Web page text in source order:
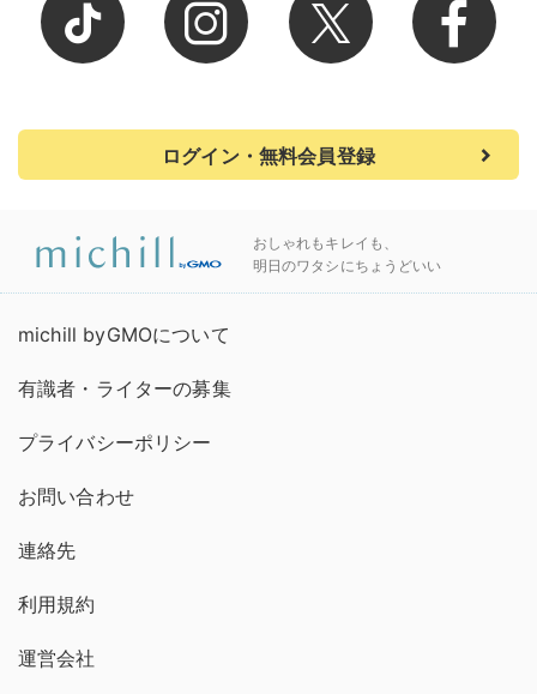
ログイン・無料会員登録
おしゃれもキレイも、
明日のワタシにちょうどいい
michill byGMOについて
有識者・ライターの募集
プライバシーポリシー
お問い合わせ
連絡先
利用規約
運営会社